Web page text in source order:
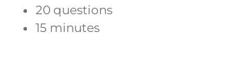
20 questions
15 minutes